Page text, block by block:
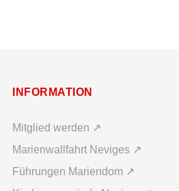
INFORMATION
Mitglied werden ↗
Marienwallfahrt Neviges ↗
Führungen Mariendom ↗